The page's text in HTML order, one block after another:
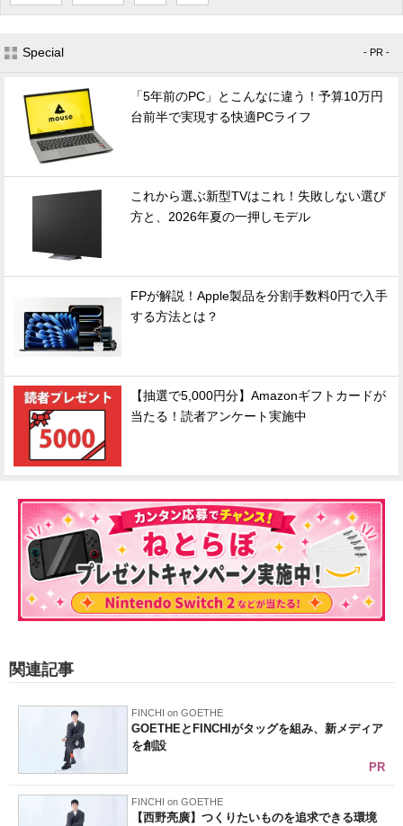
Special - PR -
「5年前のPC」とこんなに違う！予算10万円
台前半で実現する快適PCライフ
これから選ぶ新型TVはこれ！失敗しない選び
方と、2026年夏の一押しモデル
FPが解説！Apple製品を分割手数料0円で入手
する方法とは？
【抽選で5,000円分】Amazonギフトカードが
当たる！読者アンケート実施中
関連記事
FINCHI on GOETHE
GOETHEとFINCHIがタッグを組み、新メディア
を創設
PR
FINCHI on GOETHE
【西野亮廣】つくりたいものを追求できる環境